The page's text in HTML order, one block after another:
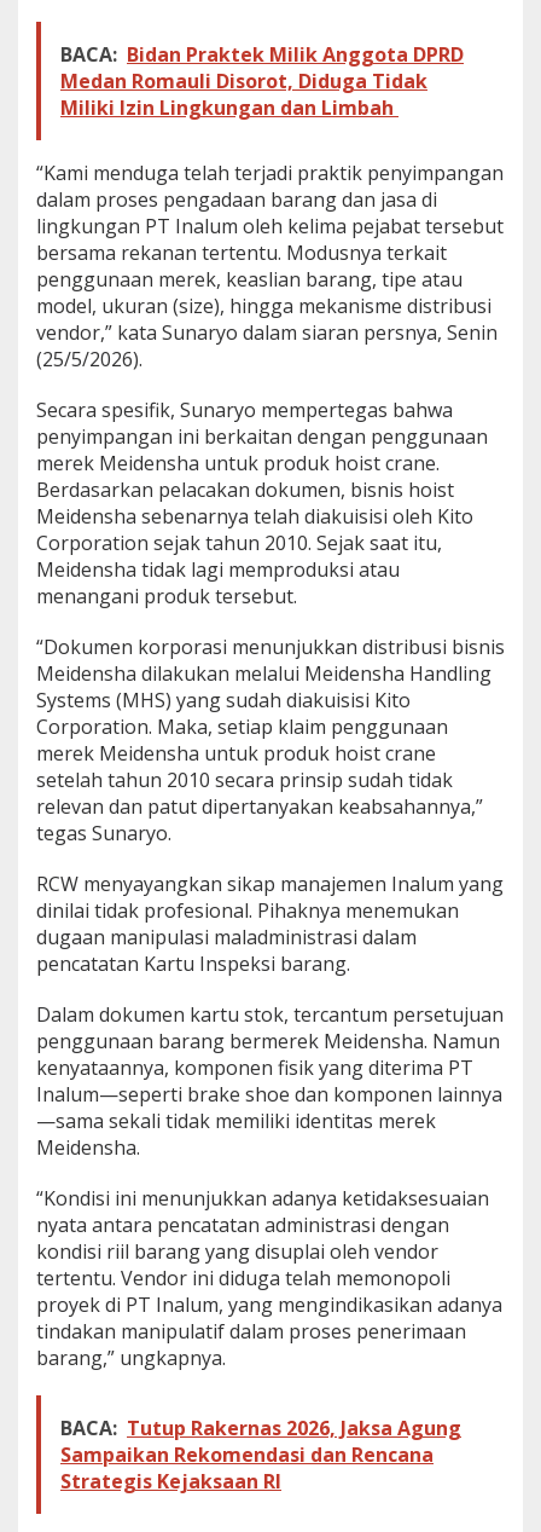
BACA: Bidan Praktek Milik Anggota DPRD
Medan Romauli Disorot, Diduga Tidak
Miliki Izin Lingkungan dan Limbah
“Kami menduga telah terjadi praktik penyimpangan
dalam proses pengadaan barang dan jasa di
lingkungan PT Inalum oleh kelima pejabat tersebut
bersama rekanan tertentu. Modusnya terkait
penggunaan merek, keaslian barang, tipe atau
model, ukuran (size), hingga mekanisme distribusi
vendor,” kata Sunaryo dalam siaran persnya, Senin
(25/5/2026).
Secara spesifik, Sunaryo mempertegas bahwa
penyimpangan ini berkaitan dengan penggunaan
merek Meidensha untuk produk hoist crane.
Berdasarkan pelacakan dokumen, bisnis hoist
Meidensha sebenarnya telah diakuisisi oleh Kito
Corporation sejak tahun 2010. Sejak saat itu,
Meidensha tidak lagi memproduksi atau
menangani produk tersebut.
“Dokumen korporasi menunjukkan distribusi bisnis
Meidensha dilakukan melalui Meidensha Handling
Systems (MHS) yang sudah diakuisisi Kito
Corporation. Maka, setiap klaim penggunaan
merek Meidensha untuk produk hoist crane
setelah tahun 2010 secara prinsip sudah tidak
relevan dan patut dipertanyakan keabsahannya,”
tegas Sunaryo.
RCW menyayangkan sikap manajemen Inalum yang
dinilai tidak profesional. Pihaknya menemukan
dugaan manipulasi maladministrasi dalam
pencatatan Kartu Inspeksi barang.
Dalam dokumen kartu stok, tercantum persetujuan
penggunaan barang bermerek Meidensha. Namun
kenyataannya, komponen fisik yang diterima PT
Inalum—seperti brake shoe dan komponen lainnya
—sama sekali tidak memiliki identitas merek
Meidensha.
“Kondisi ini menunjukkan adanya ketidaksesuaian
nyata antara pencatatan administrasi dengan
kondisi riil barang yang disuplai oleh vendor
tertentu. Vendor ini diduga telah memonopoli
proyek di PT Inalum, yang mengindikasikan adanya
tindakan manipulatif dalam proses penerimaan
barang,” ungkapnya.
BACA: Tutup Rakernas 2026, Jaksa Agung
Sampaikan Rekomendasi dan Rencana
Strategis Kejaksaan RI